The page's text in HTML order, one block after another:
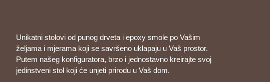
Unikatni stolovi od punog drveta i epoxy smole po Vašim
željama i mjerama koji se savršeno uklapaju u Vaš prostor.
Putem našeg konfiguratora, brzo i jednostavno kreirajte svoj
jedinstveni stol koji će unjeti prirodu u Vaš dom.